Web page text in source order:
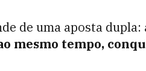
de uma aposta dupla:
mesmo tempo,